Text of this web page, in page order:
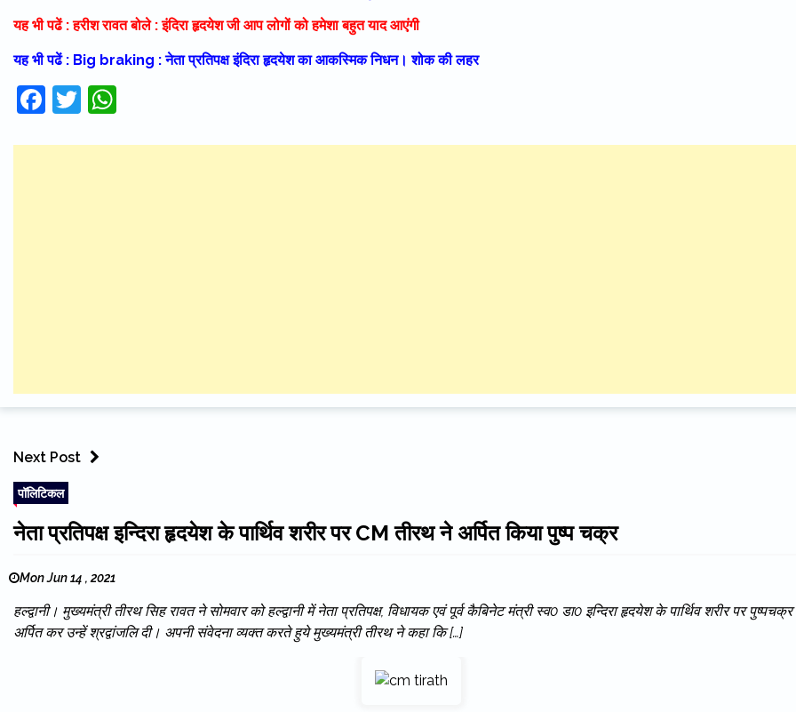
यह भी पढें : हरीश रावत बोले : इंदिरा हृदयेश जी आप लोगों को हमेशा बहुत याद आएंगी
यह भी पढें : Big braking : नेता प्रतिपक्ष इंदिरा हृदयेश का आकस्मिक निधन। शोक की लहर
Facebook
Twitter
Next Post
पॉलिटिकल
नेता प्रतिपक्ष इन्दिरा हृदयेश के पार्थिव शरीर पर CM तीरथ ने अर्पित किया पुष्प चक्र
Mon Jun 14 , 2021
हल्द्वानी। मुख्यमंत्री तीरथ सिह रावत ने सोमवार को हल्द्वानी में नेता प्रतिपक्ष, विधायक एवं पूर्व कैबिनेट मंत्री स्व0 डा0 इन्दिरा हृदयेश के पार्थिव शरीर पर पुष्पचक्र
अर्पित कर उन्हें श्रद्वांजलि दी। अपनी संवेदना व्यक्त करते हुये मुख्यमंत्री तीरथ ने कहा कि […]